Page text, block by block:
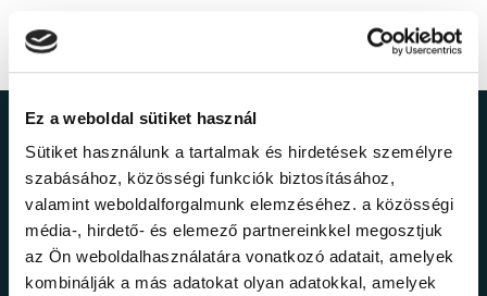
Ez a weboldal sütiket használ
Sütiket használunk a tartalmak és hirdetések személyre
szabásához, közösségi funkciók biztosításához,
valamint weboldalforgalmunk elemzéséhez. a közösségi
média-, hirdető- és elemező partnereinkkel megosztjuk
az Ön weboldalhasználatára vonatkozó adatait, amelyek
kombinálják a más adatokat olyan adatokkal, amelyek
Ne maradj le a
legfrissebb
információkról!